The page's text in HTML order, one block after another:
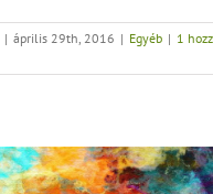
| április 29th, 2016 | Egyéb | 1